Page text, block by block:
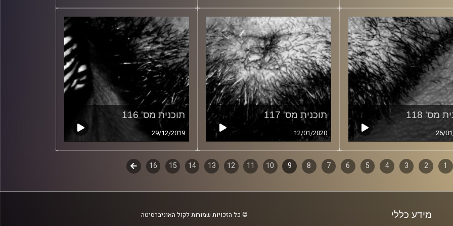
מס' 118
26/
תוכנית מס' 117
12/01/2020
תוכנית מס' 116
29/12/2019
1
2
3
4
5
6
7
8
9
10
11
12
13
14
15
16
לשלב
מידע כללי © כל הזכויות שמורות לקול האוניברסיטה